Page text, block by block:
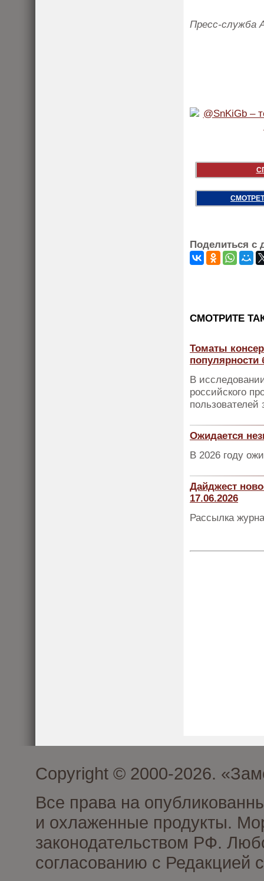
Пресс-служба
Поделиться с
CМОТРИТЕ
Томаты
популярности
В
российского
Ожидается
В 2026 году
Дайджест
17.06.2026
Рассылка
Copyright © 2000-2026.
Все права на
и охлаженные продукты.
законодательством РФ.
согласованию с Редакцией